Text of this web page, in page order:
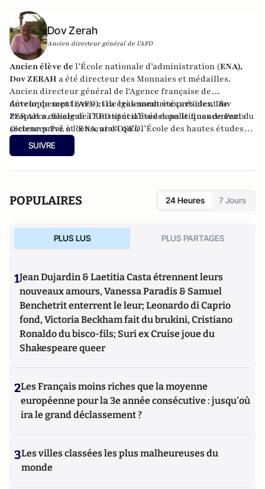
Dov Zerah
Ancien directeur général de l'AFD
Ancien élève de l’École nationale d’administration (ENA),
Dov ZERAH a été directeur des Monnaies et médailles.
Ancien directeur général de l'Agence française de
développement (AFD), il a également été président de
Proparco, filiale de l’AFD spécialisée dans le financement du
secteur privé et censeur d'OSEO.
Auteur de sept livres et de très nombreux articles, Dov
ZERAH a enseigné à l’Institut d’études politiques de Paris
(Sciences Po), à l’ENA, ainsi qu’à l’École des hautes études
commerciales de Paris (HEC). Conseiller municipal de
Neuilly-sur-Seine de 2008 à 2014, et à nouveau depuis 2020.
SUIVRE
POPULAIRES 24 Heures 7 Jours
PLUS LUS PLUS PARTAGES
1Jean Dujardin & Laetitia Casta étrennent leurs
nouveaux amours, Vanessa Paradis & Samuel
Benchetrit enterrent le leur; Leonardo di Caprio
fond, Victoria Beckham fait du brukini, Cristiano
Ronaldo du bisco-fils; Suri ex Cruise joue du
Shakespeare queer
2Les Français moins riches que la moyenne
européenne pour la 3e année consécutive : jusqu'où
ira le grand déclassement ?
3Les villes classées les plus malheureuses du
monde